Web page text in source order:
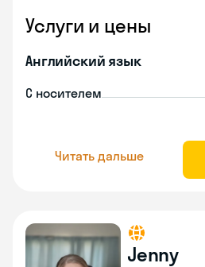
Услуги и цены
Английский язык
С носителем
Читать дальше
Jenny